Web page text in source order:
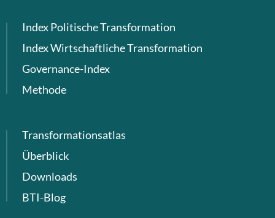
Index Politische Transformation
Index Wirtschaftliche Transformation
Governance-Index
Methode
Transformationsatlas
Überblick
Downloads
BTI-Blog